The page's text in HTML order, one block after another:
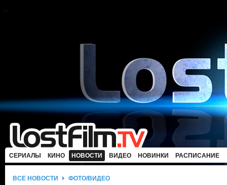
СЕРИАЛЫ КИНО НОВОСТИ ВИДЕО НОВИНКИ РАСПИСАНИЕ
ВСЕ НОВОСТИ ФОТО/ВИДЕО